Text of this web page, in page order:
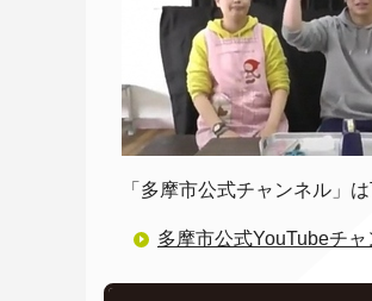
「多摩市公式チャンネル」
多摩市公式YouTubeチ